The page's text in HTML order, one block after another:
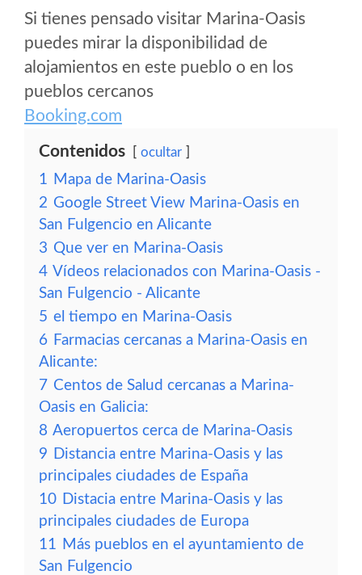
Si tienes pensado visitar Marina-Oasis
puedes mirar la disponibilidad de
alojamientos en este pueblo o en los
pueblos cercanos
Booking.com
Contenidos ocultar
1 Mapa de Marina-Oasis
2 Google Street View Marina-Oasis en
San Fulgencio en Alicante
3 Que ver en Marina-Oasis
4 Vídeos relacionados con Marina-Oasis -
San Fulgencio - Alicante
5 el tiempo en Marina-Oasis
6 Farmacias cercanas a Marina-Oasis en
Alicante:
7 Centos de Salud cercanas a Marina-
Oasis en Galicia:
8 Aeropuertos cerca de Marina-Oasis
9 Distancia entre Marina-Oasis y las
principales ciudades de España
10 Distacia entre Marina-Oasis y las
principales ciudades de Europa
11 Más pueblos en el ayuntamiento de
San Fulgencio